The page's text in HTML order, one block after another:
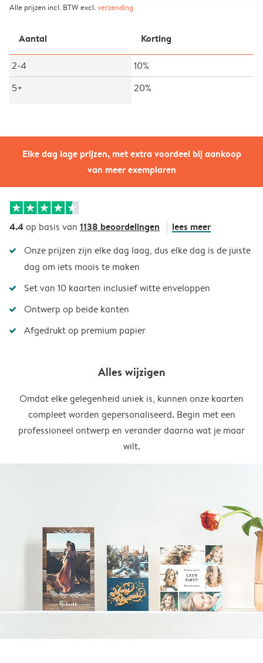
Elke dag lage prijzen, met extra voordeel bij aankoop
van meer exemplaren
Alle prijzen incl. BTW excl.verzending
Aantal Korting
2-4
10%
5+
20%
4.4op basis van 1138 beoordelingen lees meer
Onze prijzen zijn elke dag laag, dus elke dag is de juiste
dag om iets moois te maken
Set van 10 kaarten inclusief witte enveloppen
Ontwerp op beide kanten
Afgedrukt op premium papier
Alles wijzigen
Omdat elke gelegenheid uniek is, kunnen onze kaarten
compleet worden gepersonaliseerd. Begin met een
professioneel ontwerp en verander daarna wat je maar
wilt.